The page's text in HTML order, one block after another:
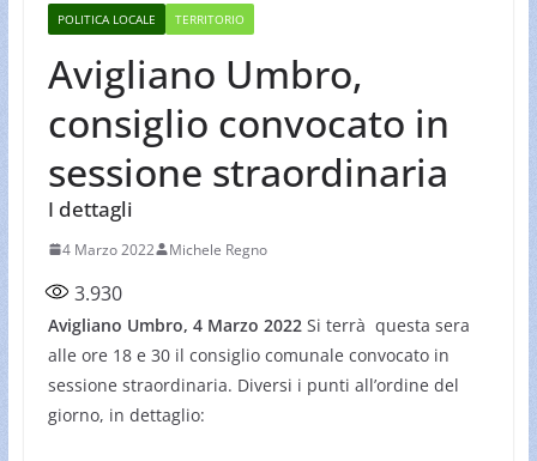
POLITICA LOCALE TERRITORIO
Avigliano Umbro,
consiglio convocato in
sessione straordinaria
I dettagli
4 Marzo 2022 Michele Regno
3.930
Avigliano Umbro, 4 Marzo 2022Si terrà questa sera
alle ore 18 e 30 il consiglio comunale convocato in
sessione straordinaria. Diversi i punti all’ordine del
giorno, in dettaglio: